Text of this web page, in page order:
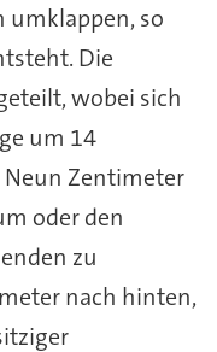
umklappen, so
Die
wobei sich
um 14
Zentimeter
oder den
zu
nach hinten,